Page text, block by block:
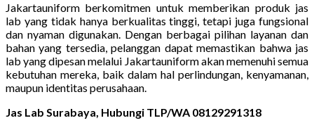
Jakartauniform berkomitmen untuk memberikan produk jas
lab yang tidak hanya berkualitas tinggi, tetapi juga fungsional
dan nyaman digunakan. Dengan berbagai pilihan layanan dan
bahan yang tersedia, pelanggan dapat memastikan bahwa jas
lab yang dipesan melalui Jakartauniform akan memenuhi semua
kebutuhan mereka, baik dalam hal perlindungan, kenyamanan,
maupun identitas perusahaan.
Jas Lab Surabaya, Hubungi TLP/WA 08129291318